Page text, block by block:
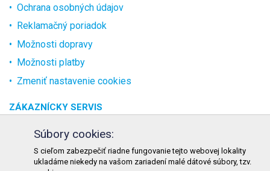
Ochrana osobných údajov
Reklamačný poriadok
Možnosti dopravy
Možnosti platby
Zmeniť nastavenie cookies
ZÁKAZNÍCKY SERVIS
O spoločnosti
Kontakt
Odstúpenie od zmluvy online
Súbory cookies:
S cieľom zabezpečiť riadne fungovanie tejto webovej lokality
ukladáme niekedy na vašom zariadení malé dátové súbory, tzv.